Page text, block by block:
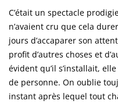
C’était un spectacle
n’avaient cru que cela
jours d’accaparer son
profit d’autres choses et
évident qu’il s’installait,
de personne. On oublie
instant après lequel tout